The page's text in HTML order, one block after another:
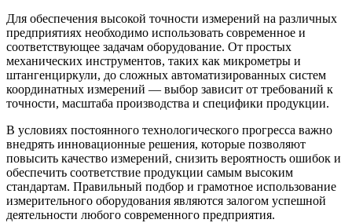
Для обеспечения высокой точности измерений на различных
предприятиях необходимо использовать современное и
соответствующее задачам оборудование. От простых
механических инструментов, таких как микрометры и
штангенциркули, до сложных автоматизированных систем
координатных измерений — выбор зависит от требований к
точности, масштаба производства и специфики продукции.
В условиях постоянного технологического прогресса важно
внедрять инновационные решения, которые позволяют
повысить качество измерений, снизить вероятность ошибок и
обеспечить соответствие продукции самым высоким
стандартам. Правильный подбор и грамотное использование
измерительного оборудования являются залогом успешной
деятельности любого современного предприятия.